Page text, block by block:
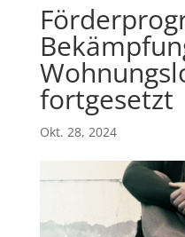
fortgesetzt
Okt. 28, 2024